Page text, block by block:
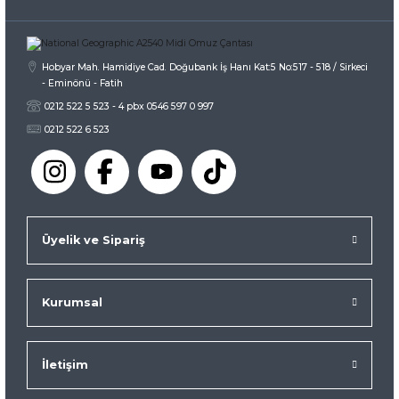
Hobyar Mah. Hamidiye Cad. Doğubank İş Hanı Kat:5 No:517 - 518 / Sirkeci
- Eminönü - Fatih
0212 522 5 523 - 4 pbx 0546 597 0 997
0212 522 6 523
Üyelik ve Sipariş
Kurumsal
İletişim